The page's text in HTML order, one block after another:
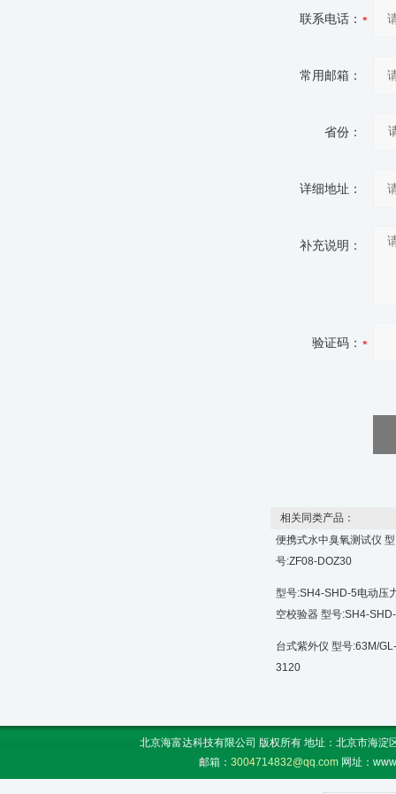
联系电话：
常用邮箱：
省份：
详细地址：
补充说明：
验证码：
相关同类产品：
便携式水中臭氧测试仪 型
号:ZF08-DOZ30
型号:SH4-SHD-5电动压
空校验器 型号:SH4-
台式紫外仪 型号:63M/GL-
3120
北京海富达科技有限公司 版权所有 地址：北京市海
邮箱： 3004714832@qq.com 网址：